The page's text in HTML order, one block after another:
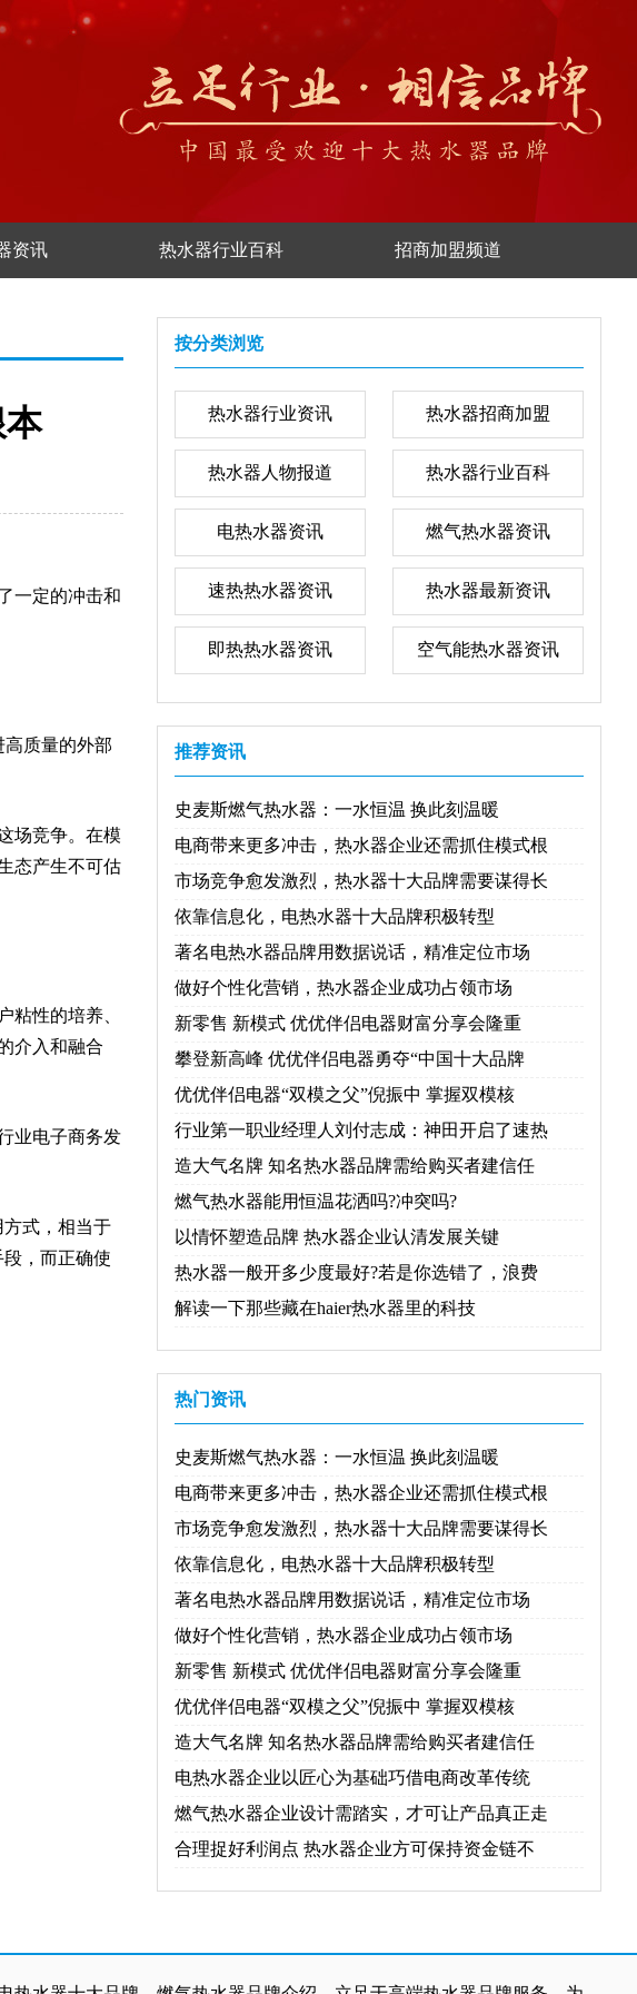
资讯 热水器行业百科 招商加盟频道
一定的冲击和
质量的外部
场竞争。在模
态产生不可估
性的培养、
介入和融合
业电子商务发
式，相当于
，而正确使
按分类浏览
热水器行业资讯 热水器招商加盟
热水器人物报道 热水器行业百科
电热水器资讯 燃气热水器资讯
速热热水器资讯 热水器最新资讯
即热热水器资讯 空气能热水器资讯
推荐资讯
史麦斯燃气热水器：一水恒温 换此刻温暖
电商带来更多冲击，热水器企业还需抓住模式根
市场竞争愈发激烈，热水器十大品牌需要谋得长
依靠信息化，电热水器十大品牌积极转型
著名电热水器品牌用数据说话，精准定位市场
做好个性化营销，热水器企业成功占领市场
新零售 新模式 优优伴侣电器财富分享会隆重
攀登新高峰 优优伴侣电器勇夺“中国十大品牌
优优伴侣电器“双模之父”倪振中 掌握双模核
行业第一职业经理人刘付志成：神田开启了速热
造大气名牌 知名热水器品牌需给购买者建信任
燃气热水器能用恒温花洒吗?冲突吗?
以情怀塑造品牌 热水器企业认清发展关键
热水器一般开多少度最好?若是你选错了，浪费
解读一下那些藏在haier热水器里的科技
热门资讯
史麦斯燃气热水器：一水恒温 换此刻温暖
电商带来更多冲击，热水器企业还需抓住模式根
市场竞争愈发激烈，热水器十大品牌需要谋得长
依靠信息化，电热水器十大品牌积极转型
著名电热水器品牌用数据说话，精准定位市场
做好个性化营销，热水器企业成功占领市场
新零售 新模式 优优伴侣电器财富分享会隆重
优优伴侣电器“双模之父”倪振中 掌握双模核
造大气名牌 知名热水器品牌需给购买者建信任
电热水器企业以匠心为基础巧借电商改革传统
燃气热水器企业设计需踏实，才可让产品真正走
合理捉好利润点 热水器企业方可保持资金链不